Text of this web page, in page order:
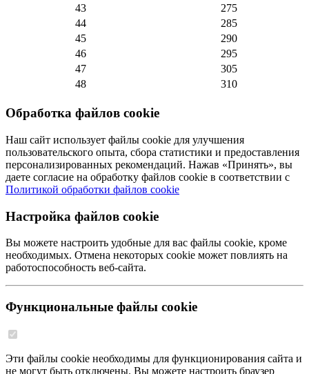
43
275
44
285
45
290
46
295
47
305
48
310
Обработка файлов cookie
Наш сайт использует файлы cookie для улучшения
пользовательского опыта, сбора статистики и предоставления
персонализированных рекомендаций. Нажав «Принять», вы
даете согласие на обработку файлов cookie в соответствии с
Политикой обработки файлов cookie
Настройка файлов cookie
Вы можете настроить удобные для вас файлы cookie, кроме
необходимых. Отмена некоторых cookie может повлиять на
работоспособность веб-сайта.
Функциональные файлы cookie
Эти файлы cookie необходимы для функционирования сайта и
не могут быть отключены. Вы можете настроить браузер